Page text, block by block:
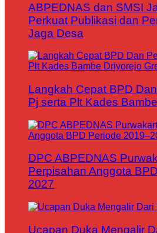
ABPEDNAS dan SMSI
Perkuat Publikasi dan
Jaga Desa
Langkah Cepat BPD
Pj serta Plt Kades
DPC ABPEDNAS
Perpisahan Anggota
2027
Ucapan Duka Mengalir